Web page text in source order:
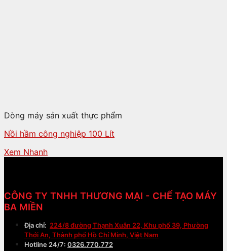
Dòng máy sản xuất thực phẩm
Nồi hầm công nghiệp 100 Lít
Xem Nhanh
CÔNG TY TNHH THƯƠNG MẠI - CHẾ TẠO MÁY
BA MIỀN
Địa chỉ: 224/8 đường Thạnh Xuân 22, Khu phố 39, Phường
Thới An, Thành phố Hồ Chí Minh, Việt Nam
Hotline 24/7: 0326.770.772